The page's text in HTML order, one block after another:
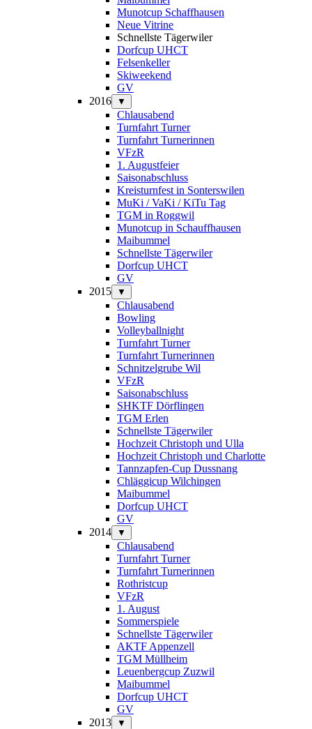
Munotcup Schaffhausen
Neue Vitrine
Schnellste Tägerwiler
Dorfcup UHCT
Felsenkeller
Skiweekend
GV
2016
▼
Chlausabend
Turnfahrt Turner
Turnfahrt Turnerinnen
VFzR
1. Augustfeier
Saisonabschluss
Kreisturnfest in Sonterswilen
MuKi / VaKi / KiTu Tag
TGM in Roggwil
Munotcup in Schauffhausen
Maibummel
Schnellste Tägerwiler
Dorfcup UHCT
GV
2015
▼
Chlausabend
Bowling
Volleyballnight
Turnfahrt Turner
Turnfahrt Turnerinnen
Schnitzelgrube Wil
VFzR
Saisonabschluss
SHKTF Dörflingen
TGM Erlen
Schnellste Tägerwiler
Hochzeit Christoph und Ulla
Hochzeit Christoph und Charlotte
Tannzapfen-Cup Dussnang
Chläggicup Wilchingen
Maibummel
Dorfcup UHCT
GV
2014
▼
Chlausabend
Turnfahrt Turner
Turnfahrt Turnerinnen
Rothristcup
VFzR
1. August
Sommerspiele
Schnellste Tägerwiler
AKTF Appenzell
TGM Müllheim
Leuenbergcup Zuzwil
Maibummel
Dorfcup UHCT
GV
2013
▼